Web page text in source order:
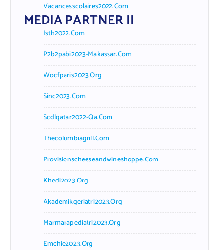
Vacancesscolaires2022.com
MEDIA PARTNER II
Isth2022.com
P2b2pabi2023-Makassar.com
Wocfparis2023.org
Sinc2023.com
Scdlqatar2022-Qa.com
Thecolumbiagrill.com
Provisionscheeseandwineshoppe.com
Khedi2023.org
Akademikgeriatri2023.org
Marmarapediatri2023.org
Emchie2023.org